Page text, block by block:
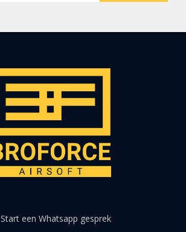
Start een Whatsapp gesprek